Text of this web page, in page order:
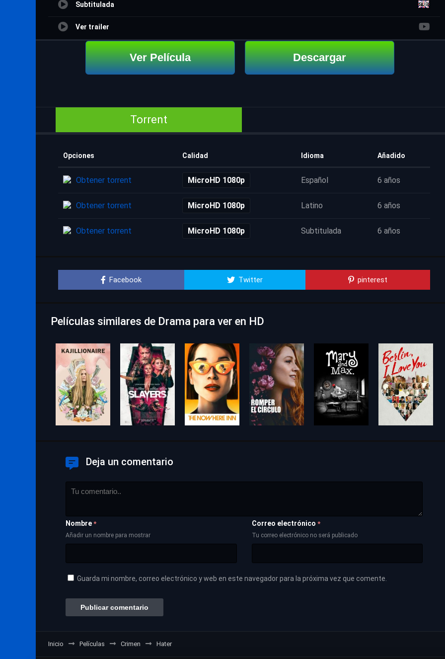
Subtitulada
Ver trailer
Ver Película Descargar
Torrent
Opciones Calidad Idioma Añadido
Obtener torrent MicroHD 1080p Español 6 años
Obtener torrent MicroHD 1080p Latino 6 años
Obtener torrent MicroHD 1080p Subtitulada 6 años
Facebook Twitter pinterest
Películas similares de Drama para ver en HD
Deja un comentario
Nombre *
Añadir un nombre para mostrar
Correo electrónico *
Tu correo electrónico no será publicado
Guarda mi nombre, correo electrónico y web en este navegador para la próxima vez que comente.
Inicio Películas Crimen Hater